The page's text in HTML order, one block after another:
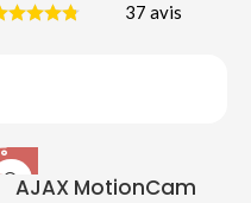
37 avis
AJAX MotionCam